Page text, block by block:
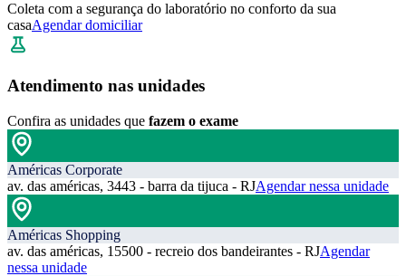
Coleta com a segurança do laboratório no conforto da sua
casaAgendar domiciliar
Atendimento nas unidades
Confira as unidades que fazem o exame
Américas Corporate
av. das américas, 3443 - barra da tijuca - RJAgendar nessa unidade
Américas Shopping
av. das américas, 15500 - recreio dos bandeirantes - RJAgendar
nessa unidade